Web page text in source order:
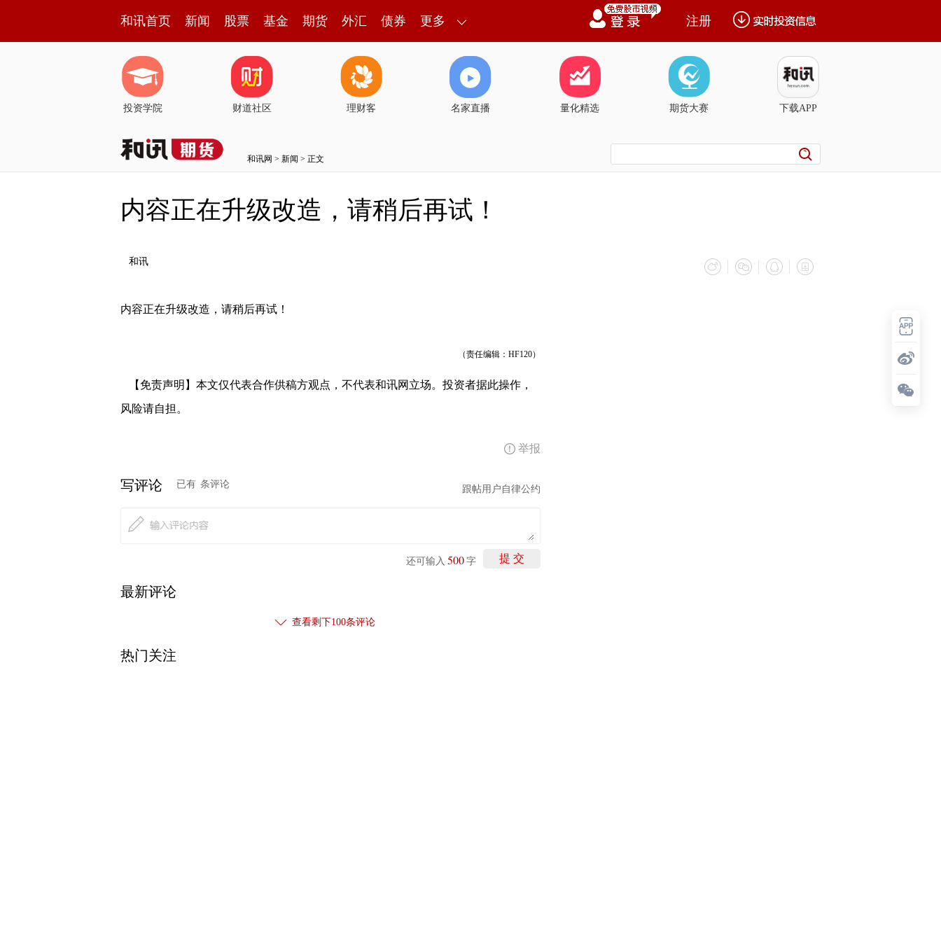
和讯首页 新闻 股票 基金 期货 外汇 债券 更多 注册
投资学院 财道社区 理财客 名家直播 量化精选 期货大赛 下载APP
和讯网 > 新闻 > 正文
内容正在升级改造，请稍后再试！
和讯
内容正在升级改造，请稍后再试！
（责任编辑：HF120）
【免责声明】本文仅代表合作供稿方观点，不代表和讯网立场。投资者据此操作，
风险请自担。
举报
写评论 已有 条评论 跟帖用户自律公约
提 交
还可输入 500 字
最新评论
查看剩下100条评论
热门关注